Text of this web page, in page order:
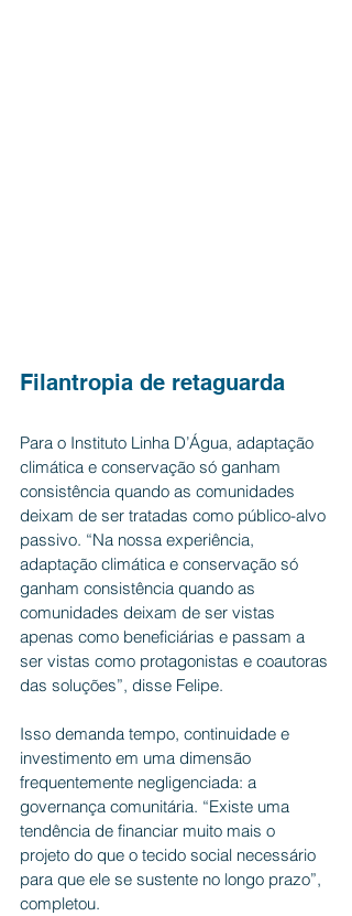
Filantropia de retaguarda
Para o Instituto Linha D’Água, adaptação
climática e conservação só ganham
consistência quando as comunidades
deixam de ser tratadas como público-alvo
passivo. “Na nossa experiência,
adaptação climática e conservação só
ganham consistência quando as
comunidades deixam de ser vistas
apenas como beneficiárias e passam a
ser vistas como protagonistas e coautoras
das soluções”, disse Felipe.
Isso demanda tempo, continuidade e
investimento em uma dimensão
frequentemente negligenciada: a
governança comunitária. “Existe uma
tendência de financiar muito mais o
projeto do que o tecido social necessário
para que ele se sustente no longo prazo”,
completou.